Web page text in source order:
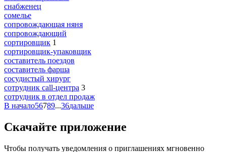
снабженец
сомелье
сопровождающая няня
сопровождающий
сортировщик 1
сортировщик-упаковщик
составитель поездов
составитель фарша
сосудистый хирург
сотрудник call-центра 3
сотрудник в отдел продаж
В начало56789...36дальше
Скачайте приложение
Чтобы получать уведомления о приглашениях мгновенно